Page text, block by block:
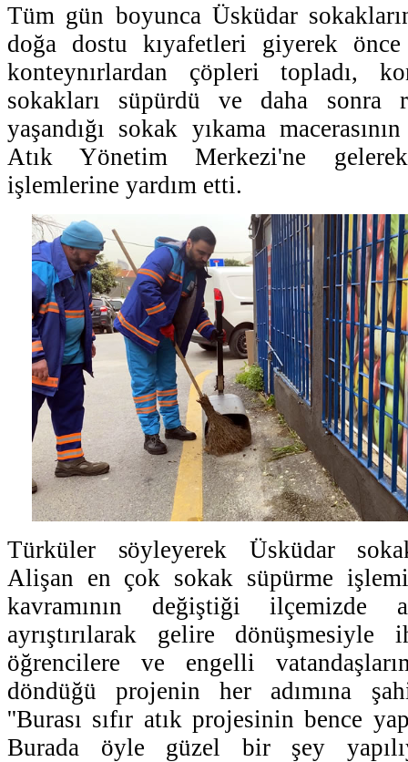
Tüm gün boyunca Üsküdar
doğa dostu kıyafetleri giyerek
konteynırlardan çöpleri topladı,
sokakları süpürdü ve daha sonra
yaşandığı sokak yıkama
Atık Yönetim Merkezi'ne
işlemlerine yardım etti.
Türküler söyleyerek Üsküdar
Alişan en çok sokak süpürme
kavramının değiştiği ilçemizde
ayrıştırılarak gelire dönüşmesiyle
öğrencilere ve engelli
döndüğü projenin her adımına
''Burası sıfır atık projesinin bence
Burada öyle güzel bir şey